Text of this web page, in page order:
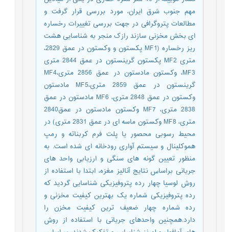
مهم جنوب شرق ایران، مورد بررسی قرار گرفت و
مطالعات پتروگرافی در جهت بررسی تغییرات رخساره
ای بخش مخزنی سازند رازک منجر به شناسایی هشت
ریز رخساره (MF1 پکستون و وکستون در عمق 2829،
متری MF2 پکستون گرینستون در عمق 2844 متری
MF3، وکستون مادستون در عمق 2856 متری،MF4
گرینستون در عمق 2859 متری،MF5 مادستون
وکستون در عمق 2848 متری، MF6 مادستون در عمق
2838 متری، MF7 وکستون مادستون در عمق2840
متری، MF8 وکستون ماسه ای در عمق 2831 متری) در
محیط رسوبی محصور یا پلت فرم کربناته و رمپ
هموکلینال و سیستم آواری رودخانه ای شده است. به
منظور تعیین گونه های سنگی و ارزیابی واحد های
جریانی براساس نتایج آنالیز مغزه، ابتدا با استفاده از
روش لوسیا چهار رده پتروفیزیکی شناسایی گردید که
رده پتروفیزیکی شماره یک بهترین کیفیت مخزنی و
رده شماره چهار ضعیف ترین کیفیت مخزن را
دارد.همچنین واحدهای جریانی با استفاده از روش